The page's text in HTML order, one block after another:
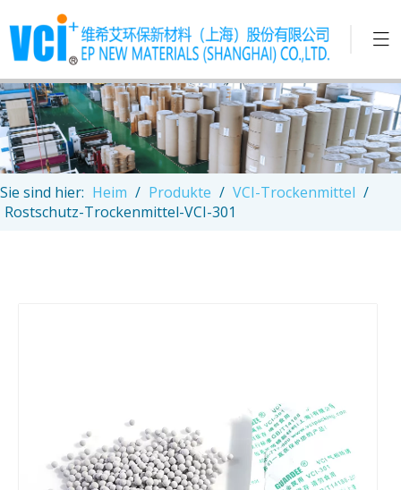
Sie sind hier: Heim / Produkte / VCI-Trockenmittel /
Rostschutz-Trockenmittel-VCI-301